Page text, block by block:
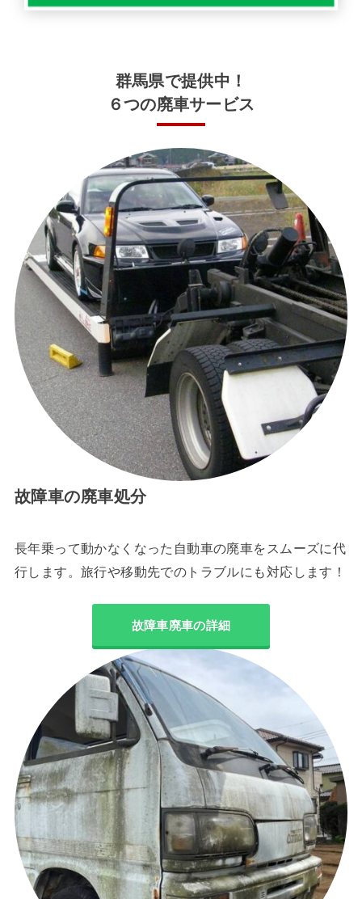
群馬県で提供中！
６つの廃車サービス
故障車の廃車処分
長年乗って動かなくなった自動車の廃車をスムーズに代
行します。旅行や移動先でのトラブルにも対応します！
故障車廃車の詳細